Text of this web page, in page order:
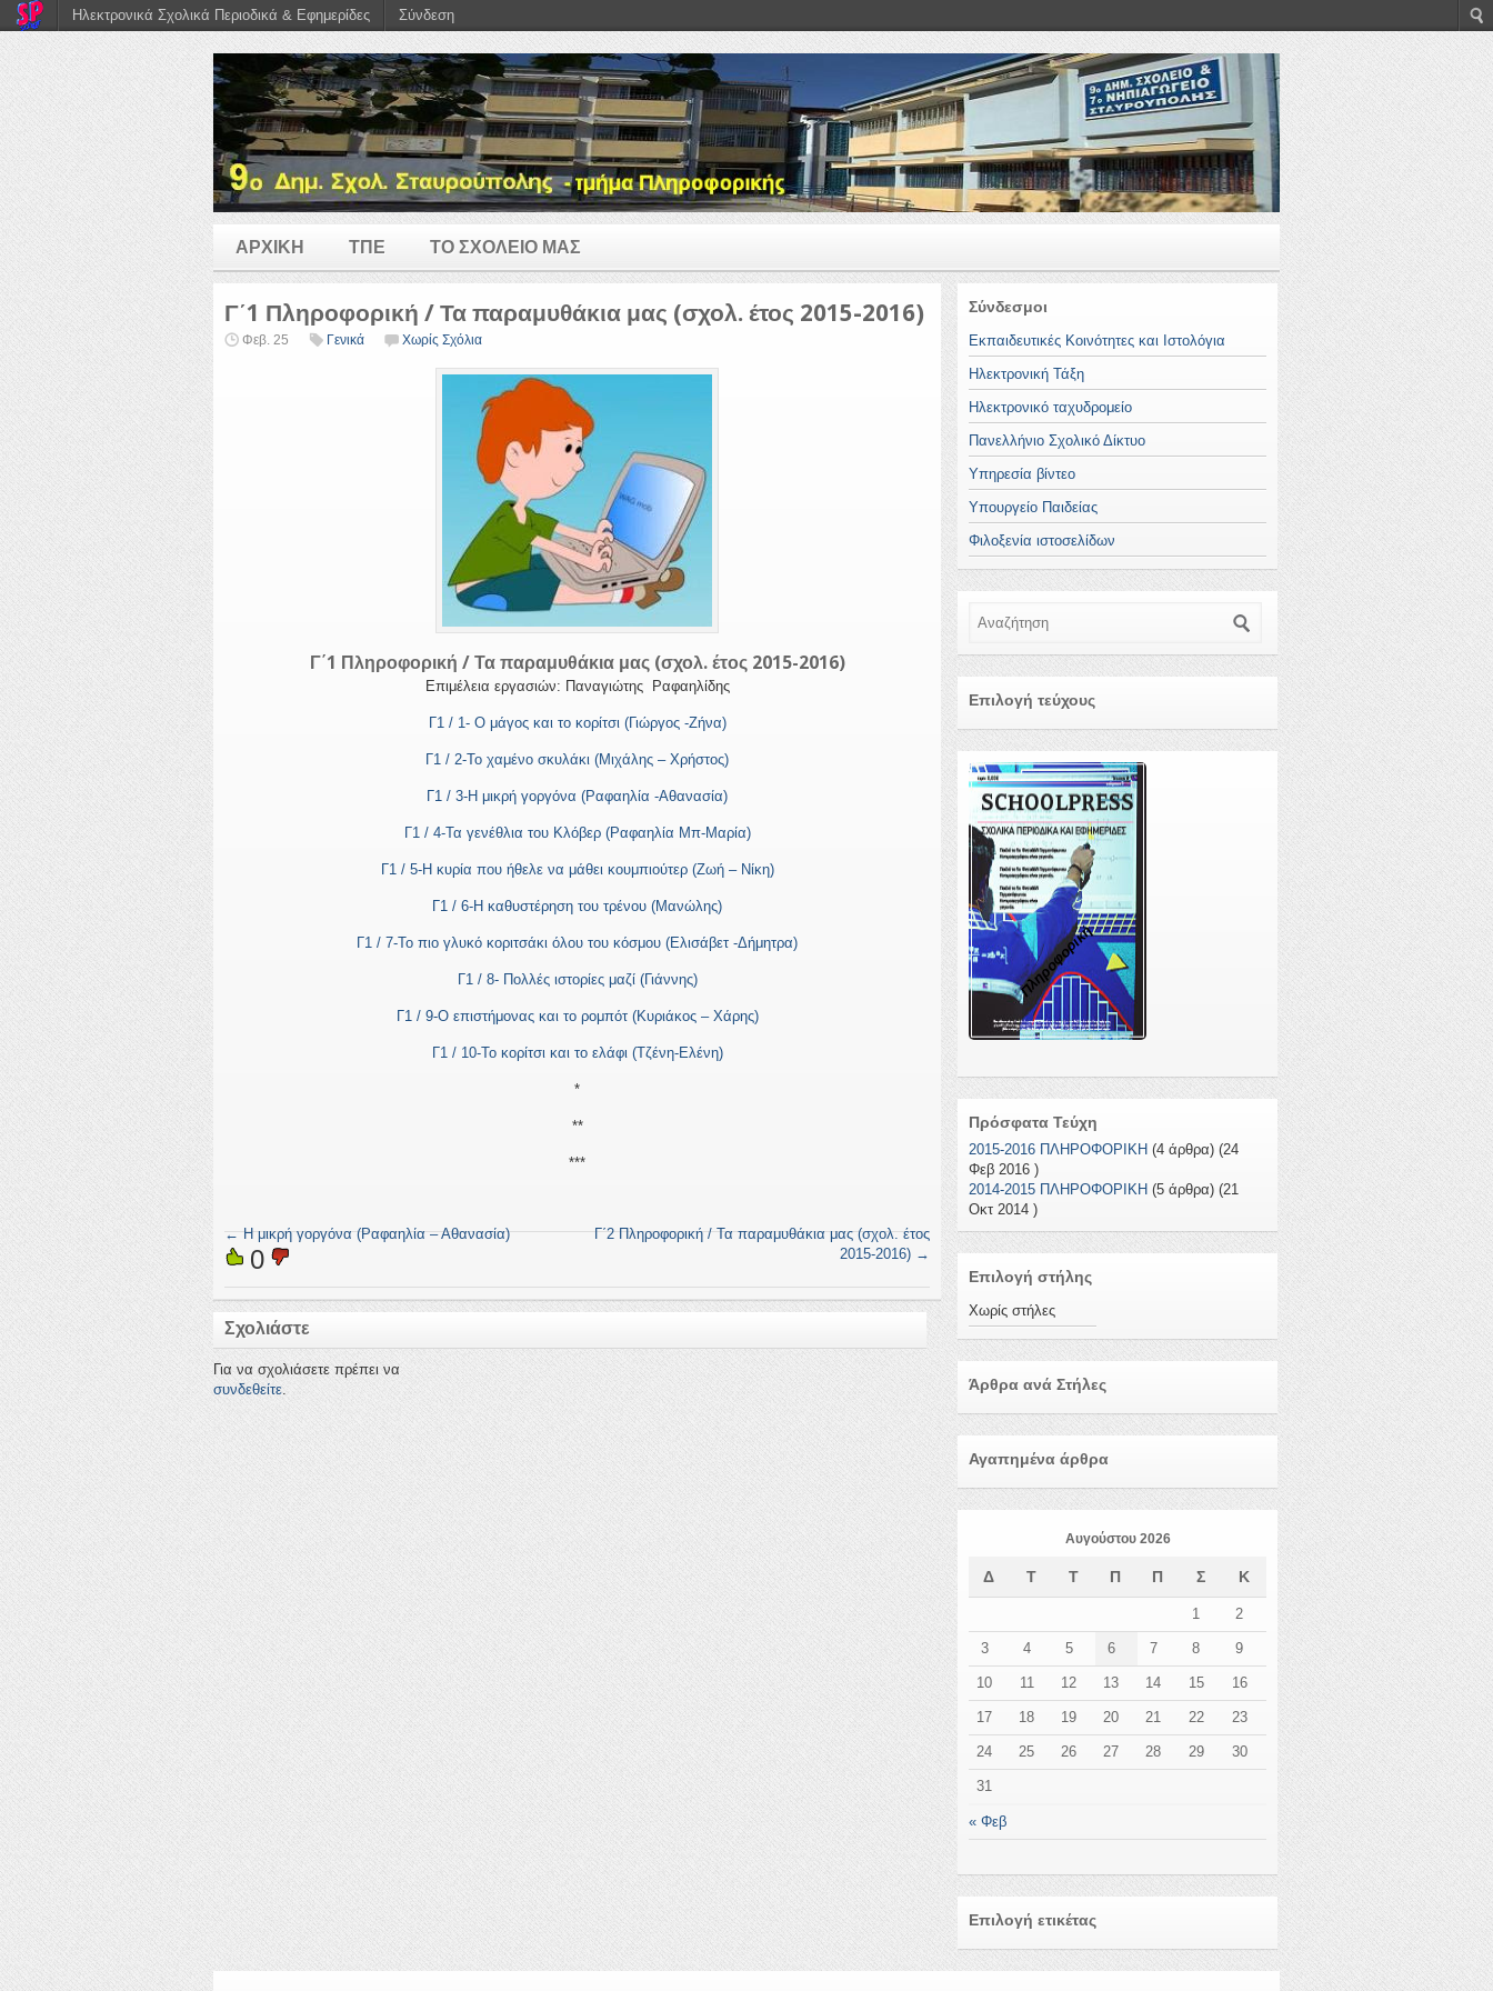
ΑΡΧΙΚΗ ΤΠΕ ΤΟ ΣΧΟΛΕΙΟ ΜΑΣ
Γ΄1 Πληροφορική / Τα παραμυθάκια μας (σχολ. έτος 2015-2016)
Φεβ. 25 Γενικά Χωρίς Σχόλια
Γ΄1 Πληροφορική / Τα παραμυθάκια μας (σχολ. έτος 2015-2016)
Επιμέλεια εργασιών: Παναγιώτης Ραφαηλίδης
Γ1 / 1- Ο μάγος και το κορίτσι (Γιώργος -Ζήνα)
Γ1 / 2-Το χαμένο σκυλάκι (Μιχάλης – Χρήστος)
Γ1 / 3-Η μικρή γοργόνα (Ραφαηλία -Αθανασία)
Γ1 / 4-Τα γενέθλια του Κλόβερ (Ραφαηλία Μπ-Μαρία)
Γ1 / 5-Η κυρία που ήθελε να μάθει κουμπιούτερ (Ζωή – Νίκη)
Γ1 / 6-Η καθυστέρηση του τρένου (Μανώλης)
Γ1 / 7-Το πιο γλυκό κοριτσάκι όλου του κόσμου (Ελισάβετ -Δήμητρα)
Γ1 / 8- Πολλές ιστορίες μαζί (Γιάννης)
Γ1 / 9-Ο επιστήμονας και το ρομπότ (Κυριάκος – Χάρης)
Γ1 / 10-Το κορίτσι και το ελάφι (Τζένη-Ελένη)
*
**
***
←Η μικρή γοργόνα (Ραφαηλία – Αθανασία)
Γ΄2 Πληροφορική / Τα παραμυθάκια μας (σχολ. έτος
2015-2016) →
0
Σχολιάστε
Για να σχολιάσετε πρέπει να
συνδεθείτε
Σύνδεσμοι
Εκπαιδευτικές Κοινότητες και Ιστολόγια
Ηλεκτρονική Τάξη
Ηλεκτρονικό ταχυδρομείο
Πανελλήνιο Σχολικό Δίκτυο
Υπηρεσία βίντεο
Υπουργείο Παιδείας
Φιλοξενία ιστοσελίδων
Επιλογή τεύχους
Πληροφορική
Πρόσφατα Τεύχη
2015-2016 ΠΛΗΡΟΦΟΡΙΚΗ (4 άρθρα) (24
Φεβ 2016 )
2014-2015 ΠΛΗΡΟΦΟΡΙΚΗ (5 άρθρα) (21
Οκτ 2014 )
Επιλογή στήλης
Χωρίς στήλες
Άρθρα ανά Στήλες
Αγαπημένα άρθρα
Αυγούστου 2026
Δ Τ Τ Π Π Σ Κ
« Φεβ
1 2
3 4 5 6 7 8 9
10 11 12 13 14 15 16
17 18 19 20 21 22 23
24 25 26 27 28 29 30
31
Επιλογή ετικέτας
Ηλεκτρονικά Σχολικά Περιοδικά & Εφημερίδες Σύνδεση